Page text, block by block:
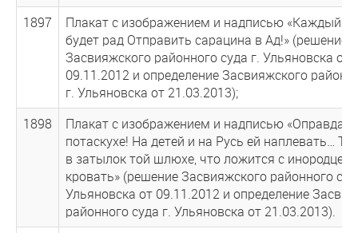
1897
Плакат с изображением и надписью «Каждый
будет рад Отправить сарацина в Ад!» (решение
Засвияжского районного суда г. Ульяновска от
09.11.2012 и определение Засвияжского
г. Ульяновска от 21.03.2013);
1898
Плакат с изображением и надписью
потаскухе! На детей и на Русь ей наплевать…
в затылок той шлюхе, что ложится с инородцем
кровать» (решение Засвияжского районного
Ульяновска от 09.11.2012 и определение
районного суда г. Ульяновска от 21.03.2013).